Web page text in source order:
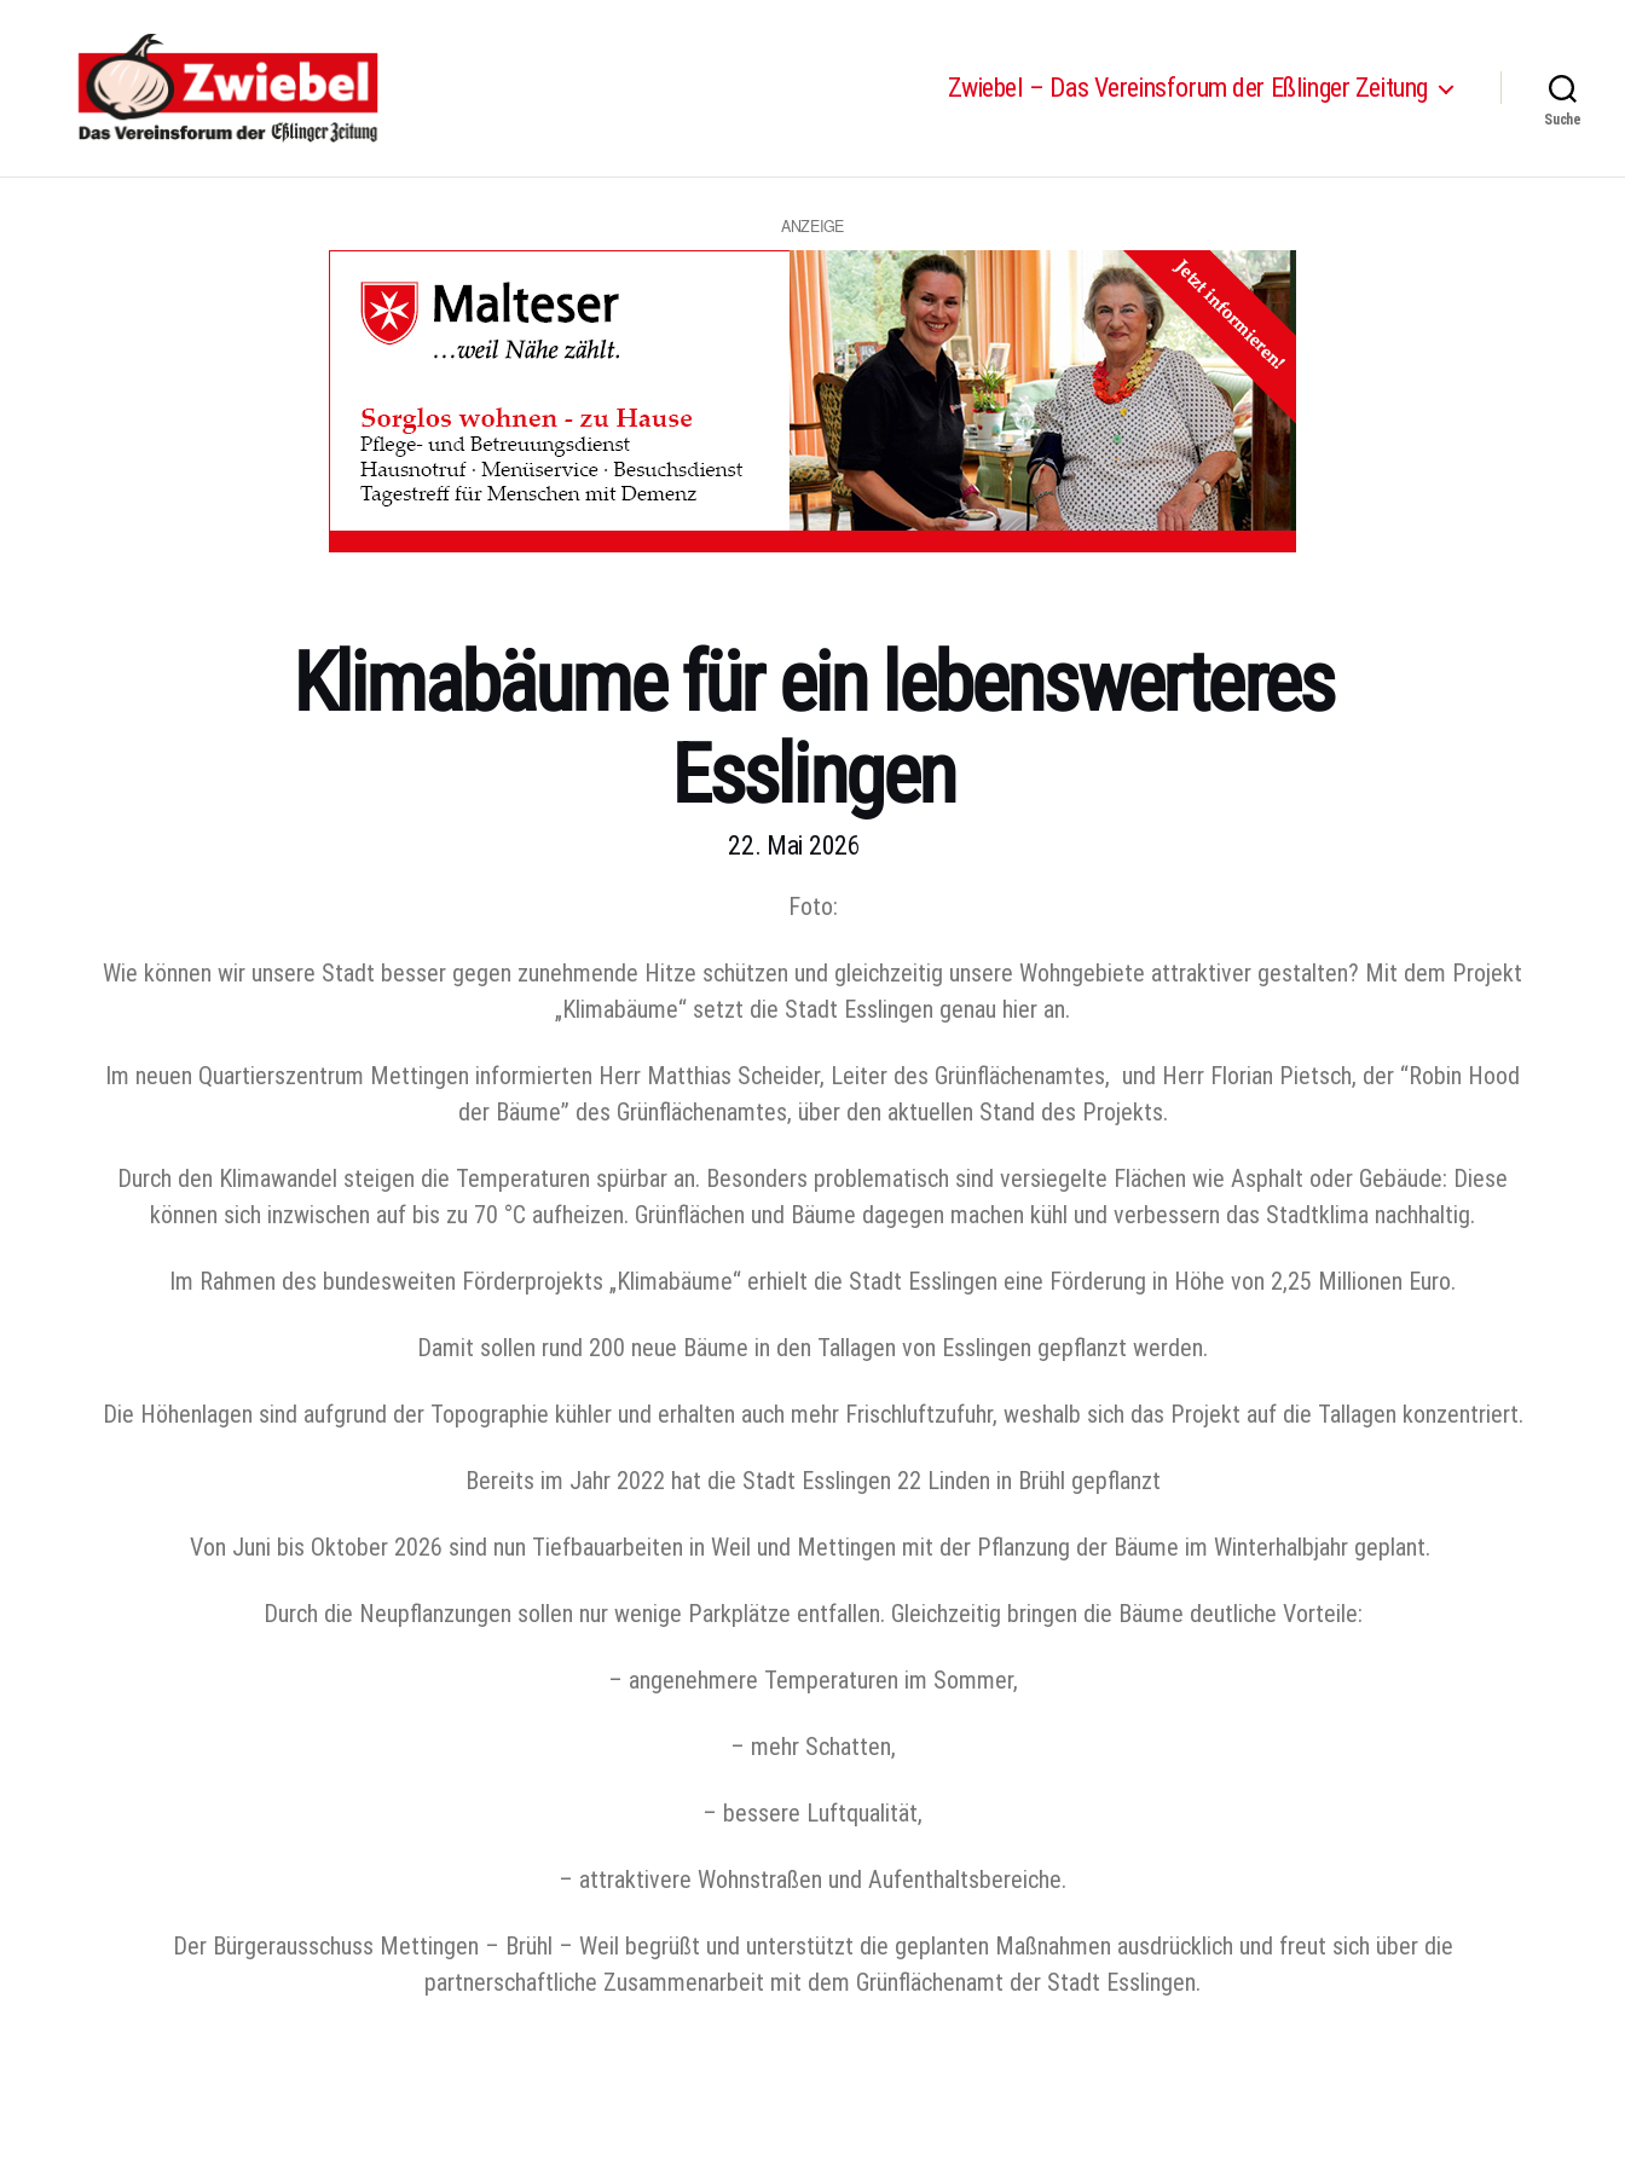
-
Zwiebel – Das Vereinsforum der Eßlinger Zeitung
Suche
ANZEIGE
Klimabäume für ein lebenswerteres
Esslingen
22. Mai 2026
Foto:
Wie können wir unsere Stadt besser gegen zunehmende Hitze schützen und gleichzeitig unsere Wohngebiete attraktiver gestalten? Mit dem Projekt
„Klimabäume“ setzt die Stadt Esslingen genau hier an.
Im neuen Quartierszentrum Mettingen informierten Herr Matthias Scheider, Leiter des Grünflächenamtes, und Herr Florian Pietsch, der “Robin Hood
der Bäume” des Grünflächenamtes, über den aktuellen Stand des Projekts.
Durch den Klimawandel steigen die Temperaturen spürbar an. Besonders problematisch sind versiegelte Flächen wie Asphalt oder Gebäude: Diese
können sich inzwischen auf bis zu 70 °C aufheizen. Grünflächen und Bäume dagegen machen kühl und verbessern das Stadtklima nachhaltig.
Im Rahmen des bundesweiten Förderprojekts „Klimabäume“ erhielt die Stadt Esslingen eine Förderung in Höhe von 2,25 Millionen Euro.
Damit sollen rund 200 neue Bäume in den Tallagen von Esslingen gepflanzt werden.
Die Höhenlagen sind aufgrund der Topographie kühler und erhalten auch mehr Frischluftzufuhr, weshalb sich das Projekt auf die Tallagen konzentriert.
Bereits im Jahr 2022 hat die Stadt Esslingen 22 Linden in Brühl gepflanzt
Von Juni bis Oktober 2026 sind nun Tiefbauarbeiten in Weil und Mettingen mit der Pflanzung der Bäume im Winterhalbjahr geplant.
Durch die Neupflanzungen sollen nur wenige Parkplätze entfallen. Gleichzeitig bringen die Bäume deutliche Vorteile:
– angenehmere Temperaturen im Sommer,
– mehr Schatten,
– bessere Luftqualität,
– attraktivere Wohnstraßen und Aufenthaltsbereiche.
Der Bürgerausschuss Mettingen – Brühl – Weil begrüßt und unterstützt die geplanten Maßnahmen ausdrücklich und freut sich über die
partnerschaftliche Zusammenarbeit mit dem Grünflächenamt der Stadt Esslingen.